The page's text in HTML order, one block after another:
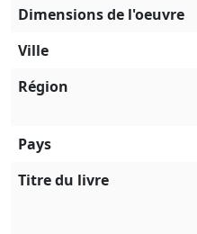
Dimensions de l'oeuvre
Ville
Région
Pays
Titre du livre